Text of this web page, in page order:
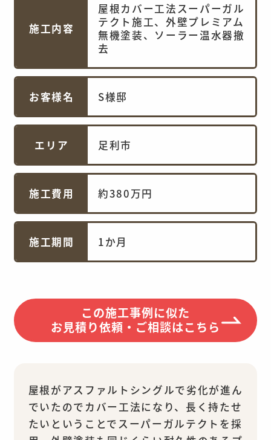
施工内容
屋根カバー工法スーパーガル
テクト施工、外壁プレミアム
無機塗装、ソーラー温水器撤
去
お客様名 S様邸
エリア 足利市
施工費用 約380万円
施工期間 1か月
この施工事例に似た
お見積り依頼・ご相談はこちら
屋根がアスファルトシングルで劣化が進ん
でいたのでカバー工法になり、長く持たせ
たいということでスーパーガルテクトを採